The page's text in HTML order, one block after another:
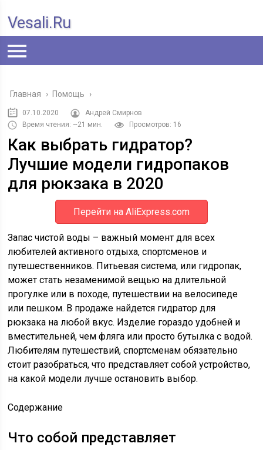
Vesali.ru
Главная › Помощь ›
07.10.2020
Андрей Смирнов
Время чтения: ~21 мин.
Просмотров: 16
Как выбрать гидратор?
Лучшие модели гидропаков
для рюкзака в 2020
Перейти на AliExpress.com
Запас чистой воды – важный момент для всех
любителей активного отдыха, спортсменов и
путешественников. Питьевая система, или гидропак,
может стать незаменимой вещью на длительной
прогулке или в походе, путешествии на велосипеде
или пешком. В продаже найдется гидратор для
рюкзака на любой вкус. Изделие гораздо удобней и
вместительней, чем фляга или просто бутылка с водой.
Любителям путешествий, спортсменам обязательно
стоит разобраться, что представляет собой устройство,
на какой модели лучше остановить выбор.
Содержание
Что собой представляет